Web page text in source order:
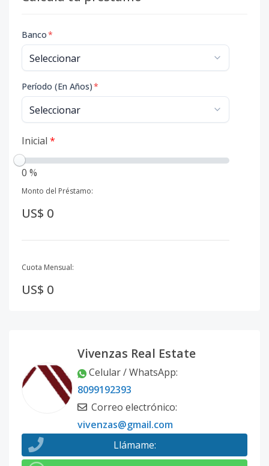
Banco*
Período (En Años)*
Inicial *
0 %
Monto del Préstamo:
US$ 0
Cuota Mensual:
US$ 0
Vivenzas Real Estate
Celular / WhatsApp:
8099192393
Correo electrónico:
vivenzas@gmail.com
Llámame: